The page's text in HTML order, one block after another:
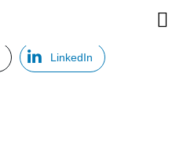
LinkedIn